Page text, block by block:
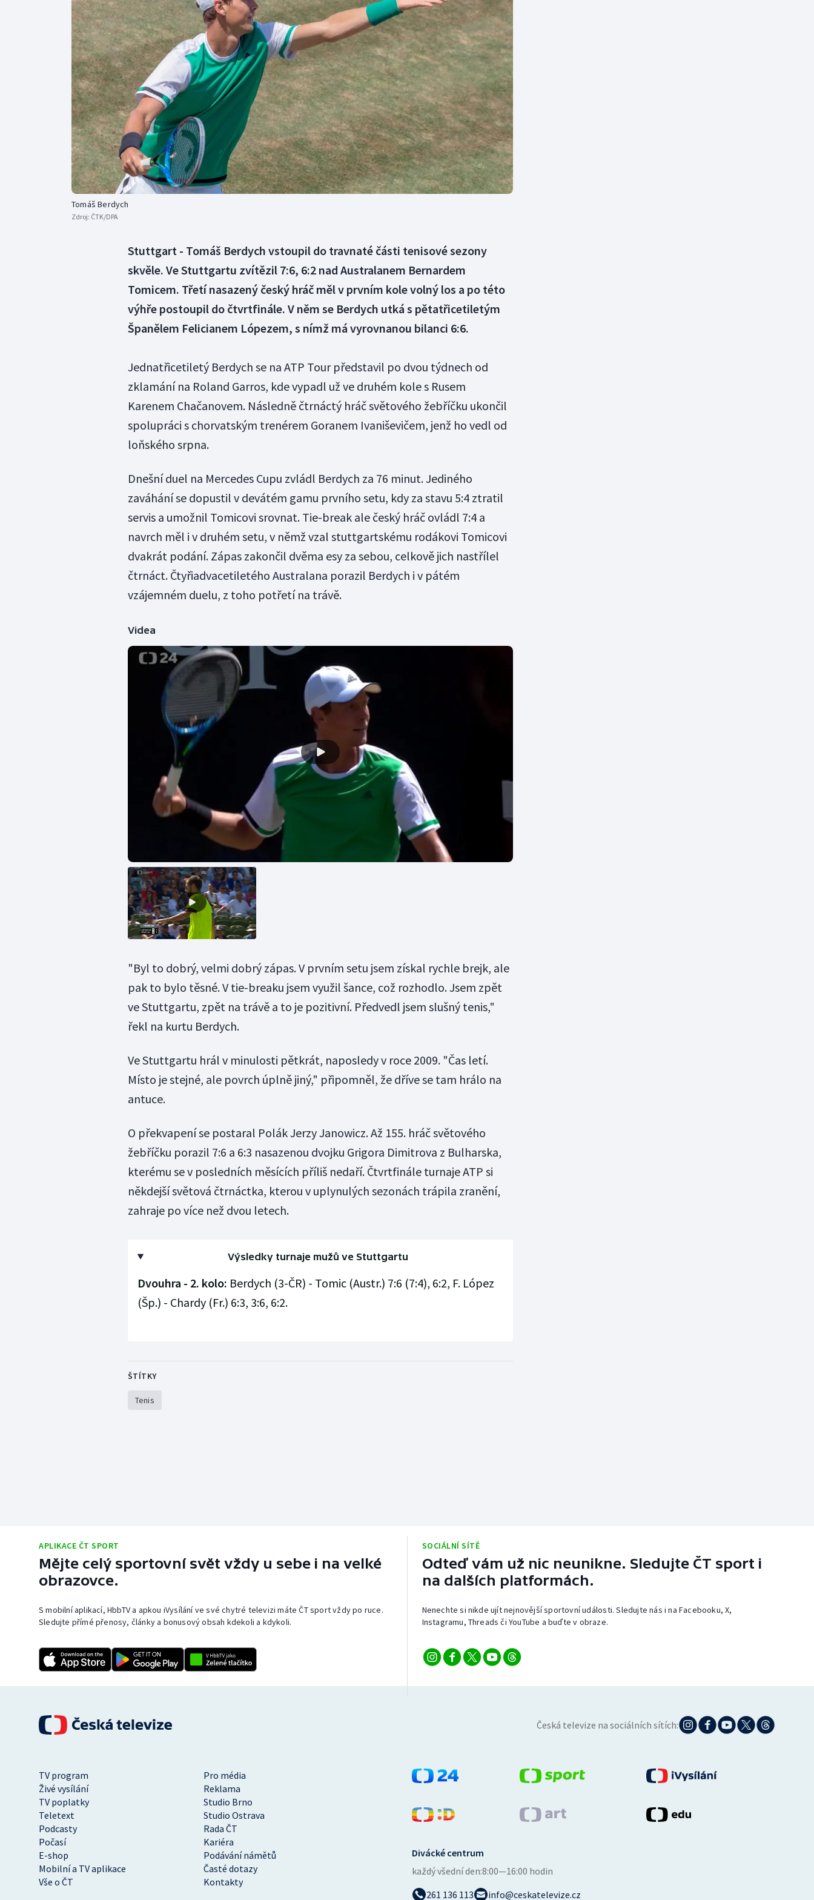
Curling
Dostihy
Florbal
Futsal
Golf
Gymnastika
Moderní pětiboj
Motorsport
Olympijské hry
Parasport
Plavání
Plážový volejbal
Triatlon
Veslování
Vodní slalom
Volejbal
Ostatní
Tomáš Berdych
Zdroj: ČTK/DPA
Stuttgart - Tomáš Berdych vstoupil do travnaté části tenisové sezony
skvěle. Ve Stuttgartu zvítězil 7:6, 6:2 nad Australanem Bernardem
Tomicem. Třetí nasazený český hráč měl v prvním kole volný los a po této
výhře postoupil do čtvrtfinále. V něm se Berdych utká s pětatřicetiletým
Španělem Felicianem Lópezem, s nímž má vyrovnanou bilanci 6:6.
Jednatřicetiletý Berdych se na ATP Tour představil po dvou týdnech od
zklamání na Roland Garros, kde vypadl už ve druhém kole s Rusem
Karenem Chačanovem. Následně čtrnáctý hráč světového žebříčku ukončil
spolupráci s chorvatským trenérem Goranem Ivaniševičem, jenž ho vedl od
loňského srpna.
Dnešní duel na Mercedes Cupu zvládl Berdych za 76 minut. Jediného
zaváhání se dopustil v devátém gamu prvního setu, kdy za stavu 5:4 ztratil
servis a umožnil Tomicovi srovnat. Tie-break ale český hráč ovládl 7:4 a
navrch měl i v druhém setu, v němž vzal stuttgartskému rodákovi Tomicovi
dvakrát podání. Zápas zakončil dvěma esy za sebou, celkově jich nastřílel
čtrnáct. Čtyřiadvacetiletého Australana porazil Berdych i v pátém
vzájemném duelu, z toho potřetí na trávě.
Videa
"Byl to dobrý, velmi dobrý zápas. V prvním setu jsem získal rychle brejk, ale
pak to bylo těsné. V tie-breaku jsem využil šance, což rozhodlo. Jsem zpět
ve Stuttgartu, zpět na trávě a to je pozitivní. Předvedl jsem slušný tenis,"
řekl na kurtu Berdych.
Ve Stuttgartu hrál v minulosti pětkrát, naposledy v roce 2009. "Čas letí.
Místo je stejné, ale povrch úplně jiný," připomněl, že dříve se tam hrálo na
antuce.
O překvapení se postaral Polák Jerzy Janowicz. Až 155. hráč světového
žebříčku porazil 7:6 a 6:3 nasazenou dvojku Grigora Dimitrova z Bulharska,
kterému se v posledních měsících příliš nedaří. Čtvrtfinále turnaje ATP si
někdejší světová čtrnáctka, kterou v uplynulých sezonách trápila zranění,
zahraje po více než dvou letech.
Výsledky turnaje mužů ve Stuttgartu
Dvouhra - 2. kolo: Berdych (3-ČR) - Tomic (Austr.) 7:6 (7:4), 6:2, F. López
(Šp.) - Chardy (Fr.) 6:3, 3:6, 6:2.
ŠTÍTKY
Tenis
APLIKACE ČT SPORT
Mějte celý sportovní svět vždy u sebe i na velké
obrazovce.
S mobilní aplikací, HbbTV a apkou iVysílání ve své chytré televizi máte ČT sport vždy po ruce.
Sledujte přímé přenosy, články a bonusový obsah kdekoli a kdykoli.
SOCIÁLNÍ SÍTĚ
Odteď vám už nic neunikne. Sledujte ČT sport i
na dalších platformách.
Nenechte si nikde ujít nejnovější sportovní události. Sledujte nás i na Facebooku, X,
Instagramu, Threads či YouTube a buďte v obraze.
Česká televize na sociálních sítích:
TV program
Pro média
Živé vysílání
Reklama
TV poplatky
Studio Brno
Teletext
Studio Ostrava
Podcasty
Rada ČT
Počasí
Kariéra
E-shop
Podávání námětů
Mobilní a TV aplikace
Časté dotazy
Vše o ČT
Kontakty
Divácké centrum
každý všední den:8:00—16:00 hodin
261 136 113
info@ceskatelevize.cz